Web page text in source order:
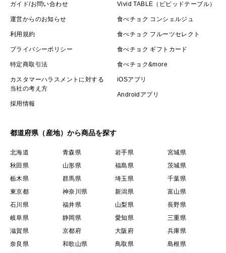
ガイド/お問い合わせ
運営からのお知らせ
利用規約
プライバシーポリシー
特定商取引法
カスタマーハラスメントに対する
当社の考え方
採用情報
Vivid TABLE（ビビッドテーブル）
食べチョク コンシェルジュ
食べチョク フルーツセレクト
食べチョク ギフトカード
食べチョク&more
iOSアプリ
Androidアプリ
都道府県（産地）から商品を探す
北海道 青森県 岩手県
宮城県
秋田県
山形県 福島県
茨城県
栃木県
群馬県 埼玉県
千葉県
東京都
神奈川県 新潟県
富山県
石川県
福井県 山梨県
長野県
岐阜県
静岡県 愛知県
三重県
滋賀県
京都府 大阪府
兵庫県
奈良県
和歌山県 鳥取県
島根県